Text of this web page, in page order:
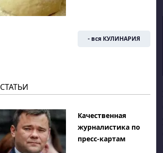
- вся КУЛИНАРИЯ
СТАТЬИ
Качественная
журналистика по
пресс-картам